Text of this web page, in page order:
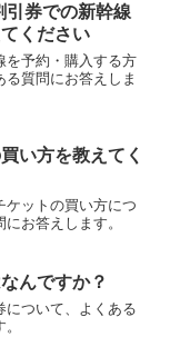
券での新幹線
ください
を予約・購入する方
質問にお答えしま
い方を教えてく
ケットの買い方につ
お答えします。
んですか？
について、よくある